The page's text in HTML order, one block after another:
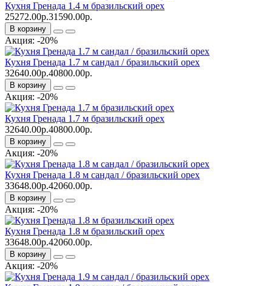
Кухня Гренада 1.4 м бразильский орех
25272.00р.31590.00р.
В корзину
Акция: -20%
Кухня Гренада 1.7 м сандал / бразильский орех
32640.00р.40800.00р.
В корзину
Акция: -20%
Кухня Гренада 1.7 м бразильский орех
32640.00р.40800.00р.
В корзину
Акция: -20%
Кухня Гренада 1.8 м сандал / бразильский орех
33648.00р.42060.00р.
В корзину
Акция: -20%
Кухня Гренада 1.8 м бразильский орех
33648.00р.42060.00р.
В корзину
Акция: -20%